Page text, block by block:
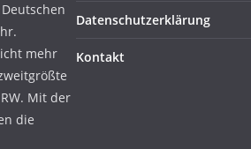
mehr
Mit der
die
Datenschutzerklärung
Kontakt